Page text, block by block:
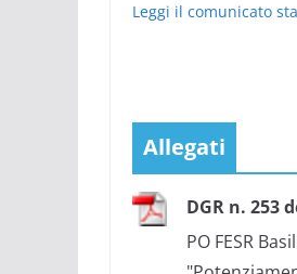
Leggi il comunicato
Allegati
DGR n. 253
PO FESR